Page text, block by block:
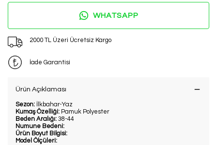
WHATSAPP
2000 TL Üzeri Ücretsiz Kargo
İade Garantisi
Ürün Açıklaması
Sezon: İlkbahar-Yaz
Kumaş Özelliği: Pamuk Polyester
Beden Aralığı: 38-44
Numune Bedeni:
Ürün Boyut Bilgisi:
Model Ölçüleri: